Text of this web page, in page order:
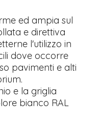
ed ampia sul
e direttiva
l'utilizzo in
dove occorre
pavimenti e alti
e la griglia
bianco RAL